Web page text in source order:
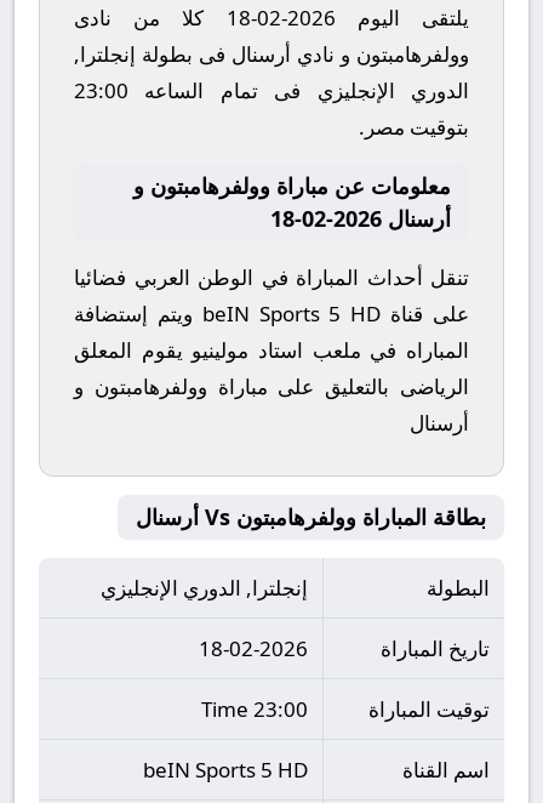
يلتقى اليوم 2026-02-18 كلا من نادى
وولفرهامبتون و نادي أرسنال فى بطولة إنجلترا,
الدوري الإنجليزي فى تمام الساعه 23:00
بتوقيت مصر.
معلومات عن مباراة وولفرهامبتون و
أرسنال 2026-02-18
تنقل أحداث المباراة في الوطن العربي فضائيا
على قناة beIN Sports 5 HD ويتم إستضافة
المباراه في ملعب استاد مولينيو يقوم المعلق
الرياضى بالتعليق على مباراة وولفرهامبتون و
أرسنال
بطاقة المباراة وولفرهامبتون Vs أرسنال
البطولة إنجلترا, الدوري الإنجليزي
تاريخ المباراة 18-02-2026
توقيت المباراة 23:00 Time
اسم القناة beIN Sports 5 HD